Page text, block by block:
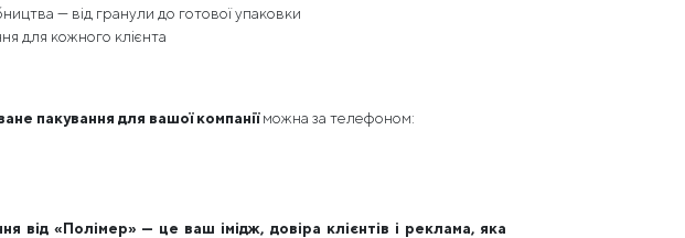
— від гранули до готової упаковки
для кожного клієнта
пакування для вашої компаніїможна за телефоном:
від «Полімер» — це ваш імідж, довіра клієнтів і реклама, яка